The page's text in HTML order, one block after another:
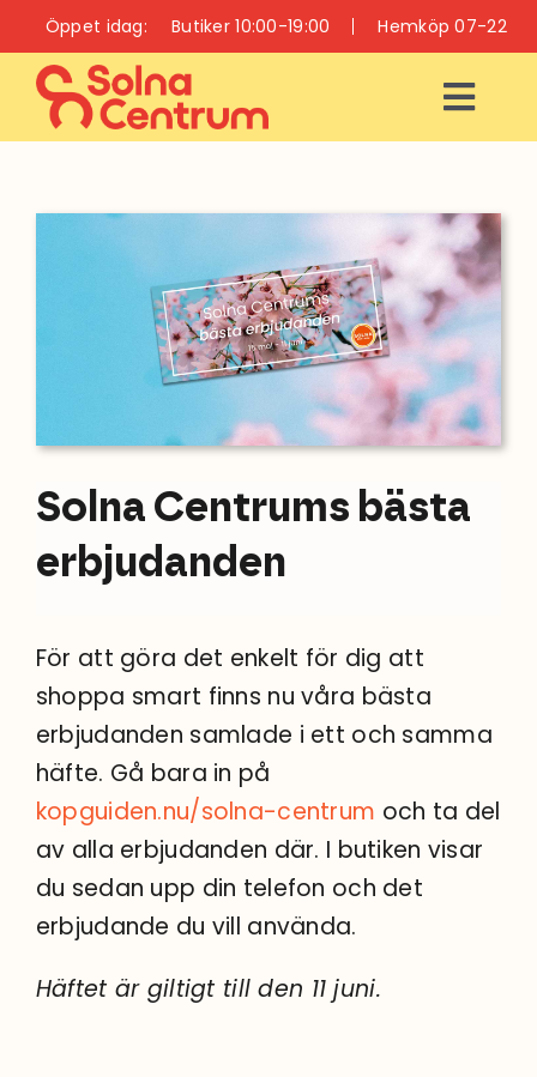
Fortsätt
till
innehållet
Öppet idag: Butiker 10:00-19:00 Hemköp 07-22
BUTIKER
RESTAURANGER
OCH CAFÉER
VÅRD OCH HÄLSA
Solna Centrums bästa
erbjudanden
För att göra det enkelt för dig att
shoppa smart finns nu våra bästa
erbjudanden samlade i ett och samma
häfte. Gå bara in på
kopguiden.nu/solna-centrum och ta del
av alla erbjudanden där. I butiken visar
du sedan upp din telefon och det
erbjudande du vill använda.
Häftet är giltigt till den 11 juni.